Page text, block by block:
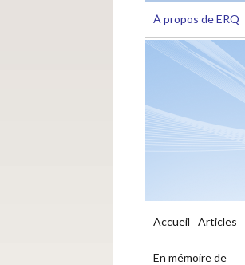
À propos de ERQ
Accueil Articles
En mémoire de